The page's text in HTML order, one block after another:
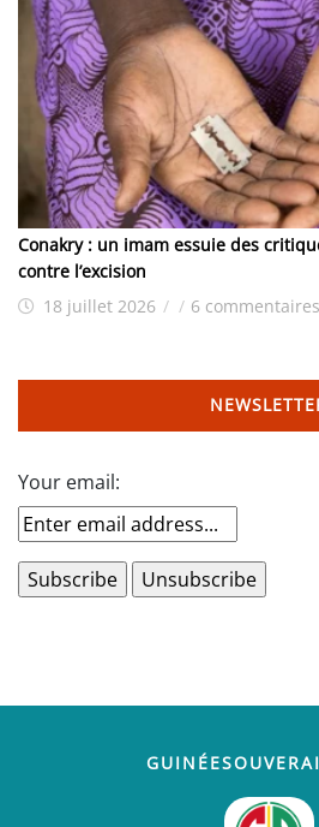
Conakry : un imam essuie des
contre l’excision
18 juillet 2026 / / 6 commentaires
Your email: